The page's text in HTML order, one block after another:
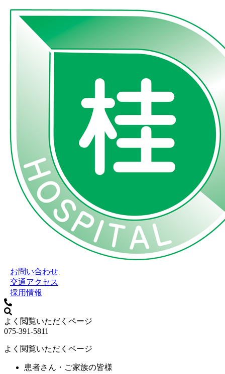
お問い合わせ
交通アクセス
採用情報
よく閲覧いただくページ
075-391-5811
よく閲覧いただくページ
患者さん・ご家族の皆様